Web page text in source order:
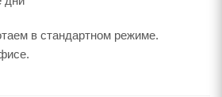
в стандартном режиме.